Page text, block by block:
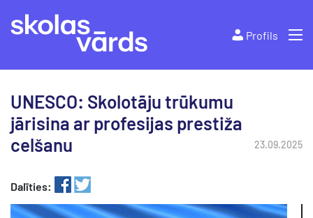
Profils
UNESCO: Skolotāju trūkumu
jārisina ar profesijas prestiža
celšanu
23.09.2025
Dalīties: